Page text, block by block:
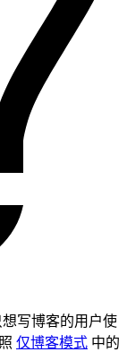
想写博客的用户使
仅博客模式 中的